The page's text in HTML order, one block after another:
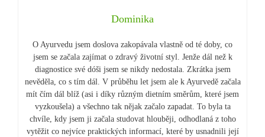
Dominika
O Ayurvedu jsem doslova zakopávala vlastně od té doby, co
jsem se začala zajímat o zdravý životní styl. Jenže dál než k
diagnostice své dóši jsem se nikdy nedostala. Zkrátka jsem
nevěděla, co s tím dál. V průběhu let jsem ale k Ayurvedě začala
mít čím dál blíž (asi i díky různým dietním směrům, které jsem
vyzkoušela) a všechno tak nějak začalo zapadat. To byla ta
chvíle, kdy jsem ji začala studovat hlouběji, odhodlaná z toho
vytěžit co nejvíce praktických informací, které by usnadnili její